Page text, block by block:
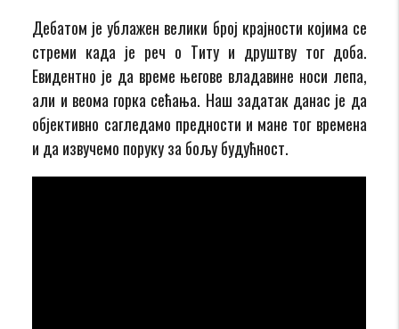
Дебатом је ублажен велики број крајности којима се
стреми када је реч о Титу и друштву тог доба.
Евидентно је да време његове владавине носи лепа,
али и веома горка сећања. Наш задатак данас је да
објективно сагледамо предности и мане тог времена
и да извучемо поруку за бољу будућност.